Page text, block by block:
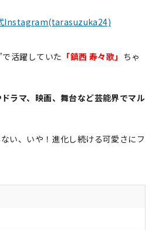
Instagram(tarasuzuka24)
活躍していた 「鎮西 寿々歌」 ちゃ
ラマ、映画、舞台など芸能界でマル
い、いや！進化し続ける可愛さにフ